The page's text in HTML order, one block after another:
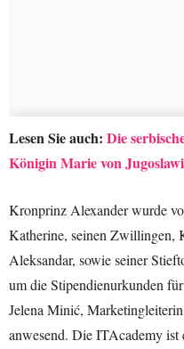
Lesen Sie auch: Die
Königin Marie von
Kronprinz Alexander wurde
Katherine, seinen Zwillingen,
Aleksandar, sowie seiner
um die Stipendienurkunden
Jelena Minić,
anwesend. Die ITAcademy ist